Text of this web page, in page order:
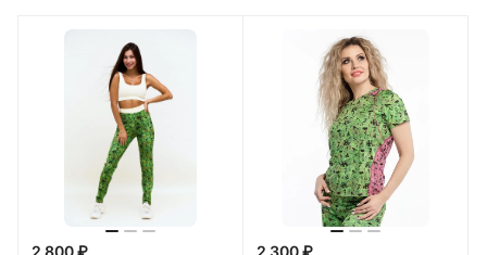
2 800 ₽
2 300 ₽